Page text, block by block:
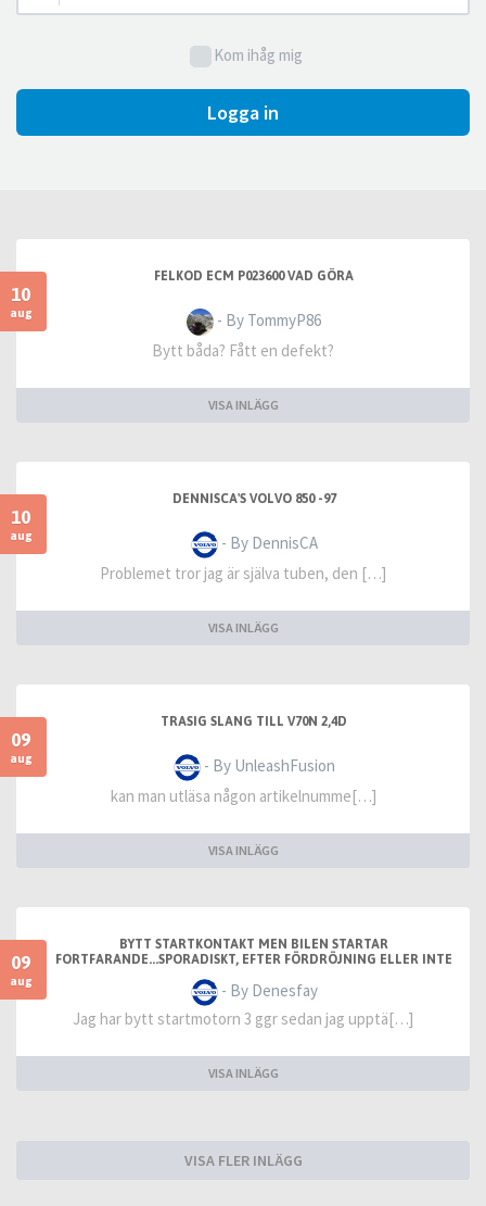
Kom ihåg mig
Logga in
10
aug
FELKOD ECM P023600 VAD GÖRA
- By TommyP86
Bytt båda? Fått en defekt?
VISA INLÄGG
10
aug
DENNISCA'S VOLVO 850 -97
- By DennisCA
Problemet tror jag är själva tuben, den […]
VISA INLÄGG
09
aug
TRASIG SLANG TILL V70N 2,4D
- By UnleashFusion
kan man utläsa någon artikelnumme[…]
VISA INLÄGG
09
aug
BYTT STARTKONTAKT MEN BILEN STARTAR
FORTFARANDE...SPORADISKT, EFTER FÖRDRÖJNING ELLER INTE
- By Denesfay
Jag har bytt startmotorn 3 ggr sedan jag upptä[…]
VISA INLÄGG
VISA FLER INLÄGG